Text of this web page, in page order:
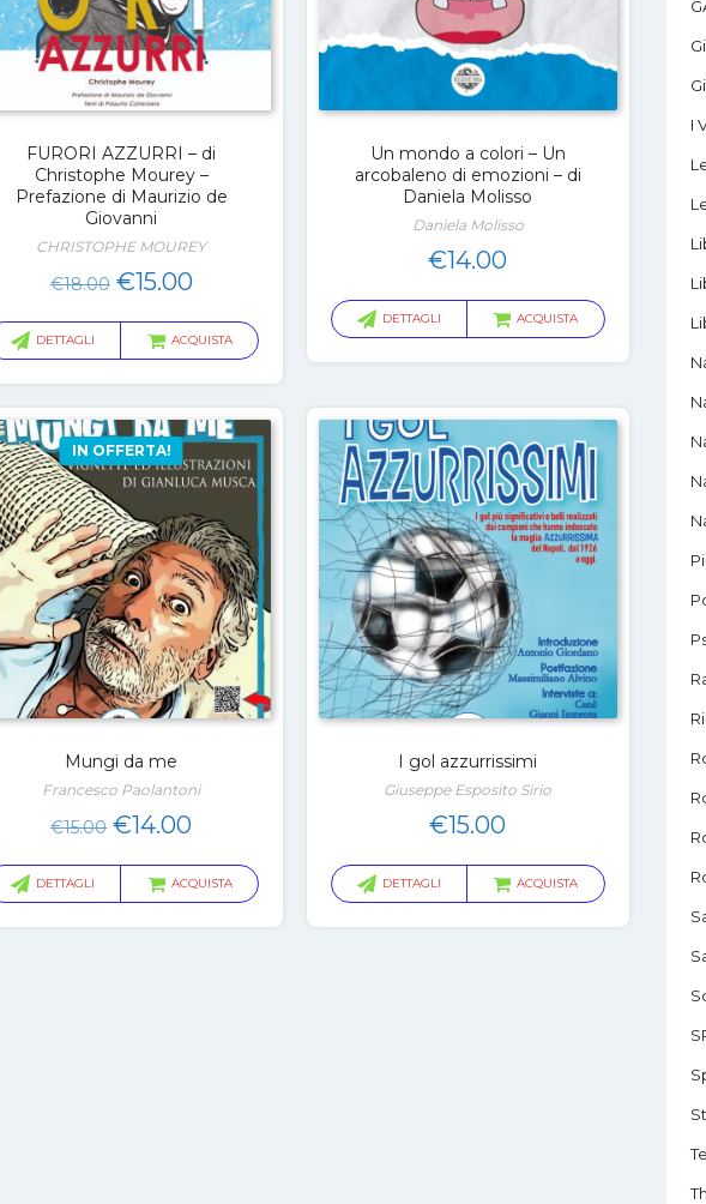
FURORI AZZURRI – di
Christophe Mourey –
Prefazione di Maurizio de
Giovanni
CHRISTOPHE MOUREY
€18.00 Il
originale
€15.00Il
attuale
DETTAGLI ACQUISTA
Un mondo a colori – Un
arcobaleno di emozioni – di
Daniela Molisso
Daniela Molisso
€14.00
DETTAGLI ACQUISTA
IN OFFERTA!
Mungi da me
Francesco Paolantoni
€15.00 Il
originale
€14.00
attuale
DETTAGLI ACQUISTA
I gol azzurrissimi
Giuseppe Esposito Sirio
€15.00
DETTAGLI ACQUISTA
I